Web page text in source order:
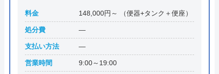
料金 148,000円～ （便器+タンク＋便座）
処分費 ―
支払い方法 ―
営業時間 9:00～19:00